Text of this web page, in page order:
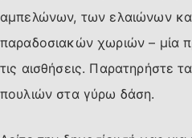
αμπελώνων, των ελαιώνων
παραδοσιακών χωριών – μία
τις αισθήσεις. Παρατηρήστε
πουλιών στα γύρω δάση.